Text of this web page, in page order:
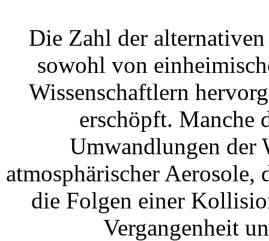
Die Zahl der
sowohl von
Wissenschaftlern
erschöpft. Manche
Umwandlungen der
atmosphärischer
die Folgen einer
Vergangenheit